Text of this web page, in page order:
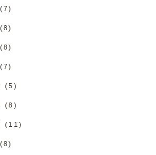
(7)
(8)
(8)
(7)
(5)
(8)
(11)
(8)